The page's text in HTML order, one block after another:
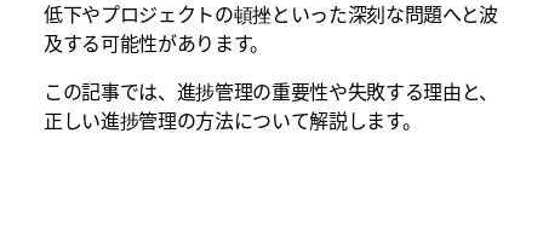
Slack チーム一同作成
2022年12月7日
低下やプロジェクトの頓挫といった深刻な問題へと波
及する可能性があります。
この記事では、進捗管理の重要性や失敗する理由と、
正しい進捗管理の方法について解説します。